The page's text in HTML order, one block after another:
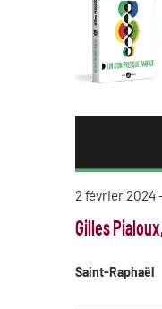
Gilles
2 février 2024
Saint-Raphaël